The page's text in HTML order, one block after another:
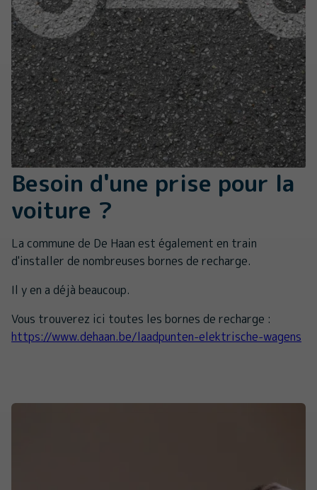
Besoin d'une prise pour la
voiture ?
La commune de De Haan est également en train
d'installer de nombreuses bornes de recharge.
Il y en a déjà beaucoup.
Vous trouverez ici toutes les bornes de recharge :
https://www.dehaan.be/laadpunten-elektrische-wagens